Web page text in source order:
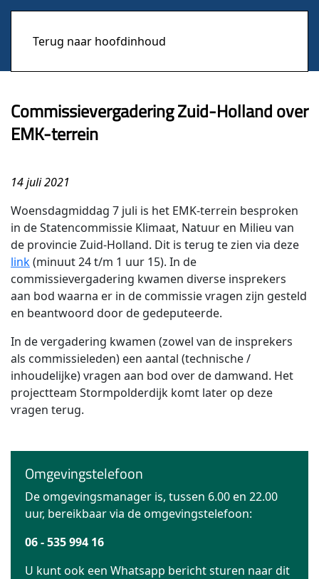
Terug naar hoofdinhoud
Commissievergadering Zuid-Holland over
EMK-terrein
14 juli 2021
Woensdagmiddag 7 juli is het EMK-terrein besproken
in de Statencommissie Klimaat, Natuur en Milieu van
de provincie Zuid-Holland. Dit is terug te zien via deze
link(minuut 24 t/m 1 uur 15). In de
commissievergadering kwamen diverse insprekers
aan bod waarna er in de commissie vragen zijn gesteld
en beantwoord door de gedeputeerde.
In de vergadering kwamen (zowel van de insprekers
als commissieleden) een aantal (technische /
inhoudelijke) vragen aan bod over de damwand. Het
projectteam Stormpolderdijk komt later op deze
vragen terug.
Omgevingstelefoon
De omgevingsmanager is, tussen 6.00 en 22.00
uur, bereikbaar via de omgevingstelefoon:
06 - 535 994 16
U kunt ook een Whatsapp bericht sturen naar dit